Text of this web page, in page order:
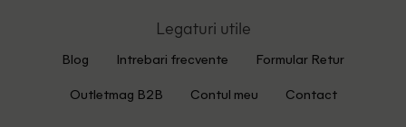
Legaturi utile
Blog Intrebari frecvente Formular Retur
Outletmag B2B Contul meu Contact